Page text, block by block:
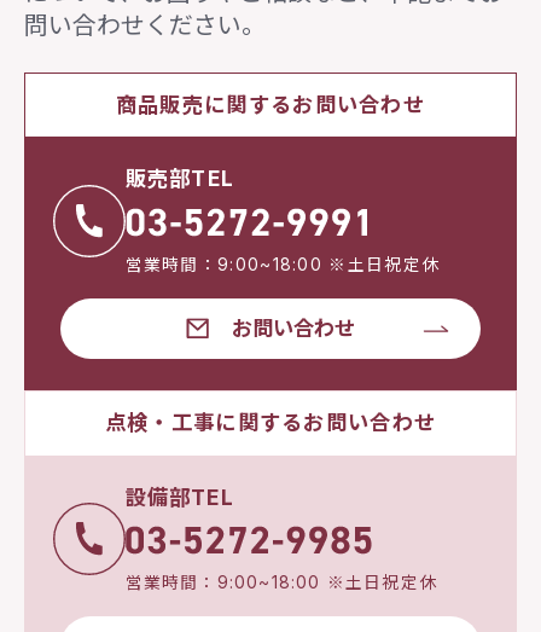
問い合わせください。
商品販売に関するお問い合わせ
販売部TEL
営業時間：9:00~18:00 ※土日祝定休
お問い合わせ
点検・工事に関するお問い合わせ
設備部TEL
営業時間：9:00~18:00 ※土日祝定休